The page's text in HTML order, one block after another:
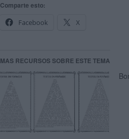
Comparte esto:
Facebook
X
MAS RECURSOS SOBRE ESTE TEMA